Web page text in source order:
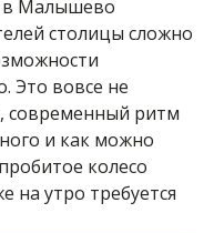
в Малышево
столицы сложно
Это вовсе не
современный ритм
и как можно
колесо
на утро требуется